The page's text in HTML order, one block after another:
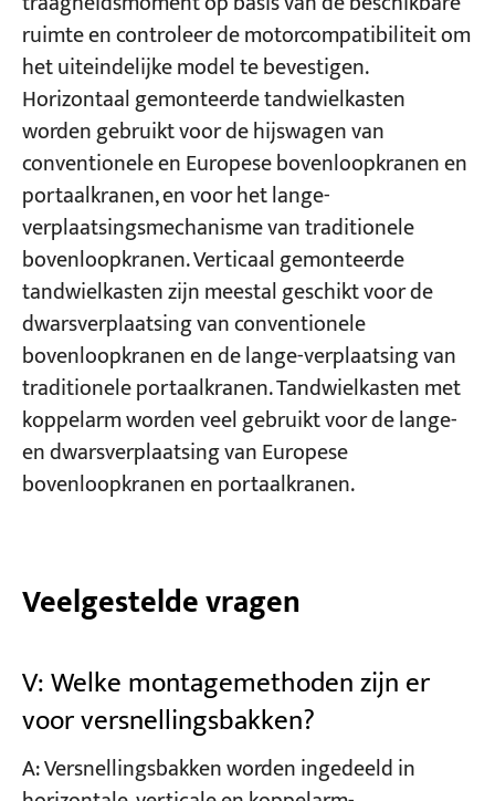
ruimte en controleer de motorcompatibiliteit om
het uiteindelijke model te bevestigen.
Horizontaal gemonteerde tandwielkasten
worden gebruikt voor de hijswagen van
conventionele en Europese bovenloopkranen en
portaalkranen, en voor het lange-
verplaatsingsmechanisme van traditionele
bovenloopkranen. Verticaal gemonteerde
tandwielkasten zijn meestal geschikt voor de
dwarsverplaatsing van conventionele
bovenloopkranen en de lange-verplaatsing van
traditionele portaalkranen. Tandwielkasten met
koppelarm worden veel gebruikt voor de lange-
en dwarsverplaatsing van Europese
bovenloopkranen en portaalkranen.
Veelgestelde vragen
V: Welke montagemethoden zijn er
voor versnellingsbakken?
A: Versnellingsbakken worden ingedeeld in